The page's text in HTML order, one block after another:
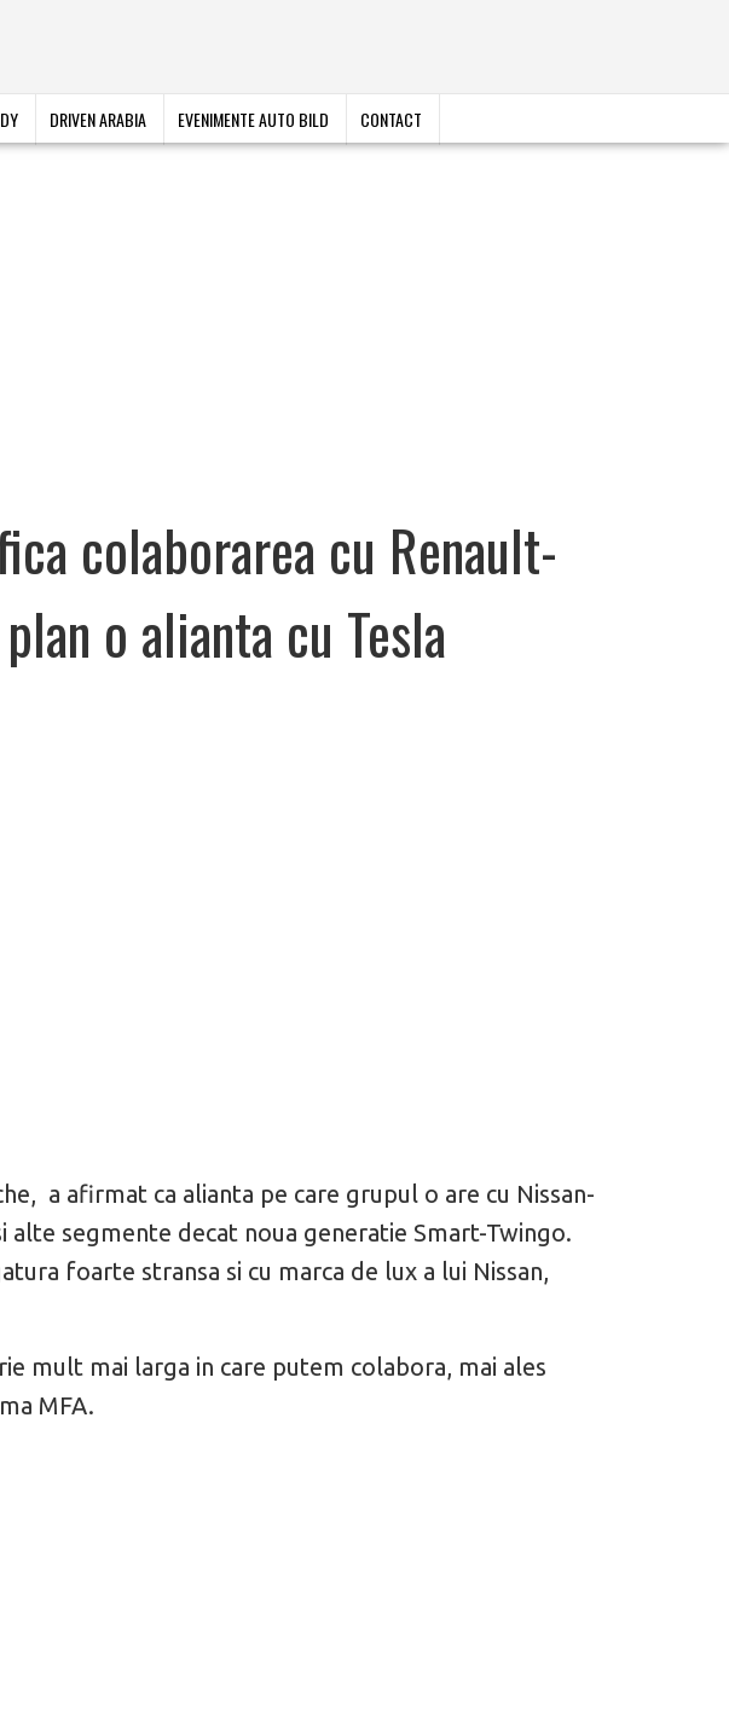
DRIVEN ARABIA EVENIMENTE AUTO BILD CONTACT
colaborarea cu Renault-
o alianta cu Tesla
a afirmat ca alianta pe care grupul o are cu Nissan-
alte segmente decat noua generatie Smart-Twingo.
foarte stransa si cu marca de lux a lui Nissan,
mult mai larga in care putem colabora, mai ales
MFA.